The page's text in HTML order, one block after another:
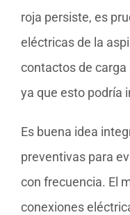
roja persiste, es
eléctricas de la
contactos de carga
ya que esto podría
Es buena idea
preventivas para
con frecuencia. El
conexiones